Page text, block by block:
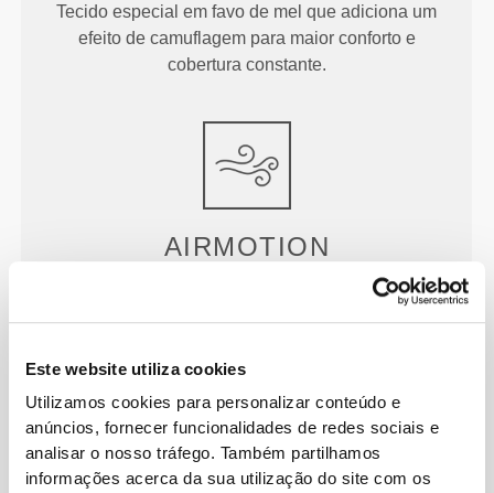
Este website utiliza cookies
Utilizamos cookies para personalizar conteúdo e
anúncios, fornecer funcionalidades de redes sociais e
analisar o nosso tráfego. Também partilhamos
informações acerca da sua utilização do site com os
Tecido especial em favo de mel que adiciona um
efeito de camuflagem para maior conforto e
cobertura constante.
AIRMOTION
A nossa fibra mais fresca, leve e macia,
desenvolvida para melhorar a evaporação do suor,